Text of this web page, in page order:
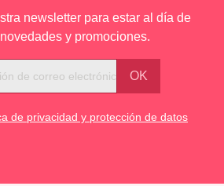
newsletter para estar al día de
y promociones.
de privacidad y protección de datos